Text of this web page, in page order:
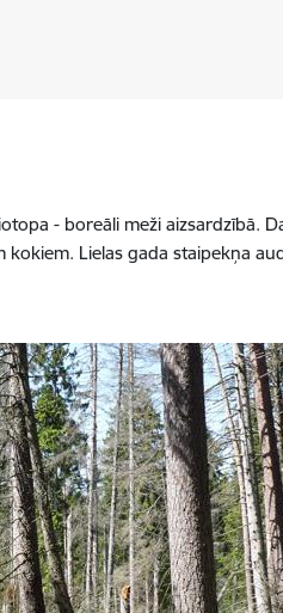
- boreāli meži aizsardzībā.
Lielas gada staipekņa